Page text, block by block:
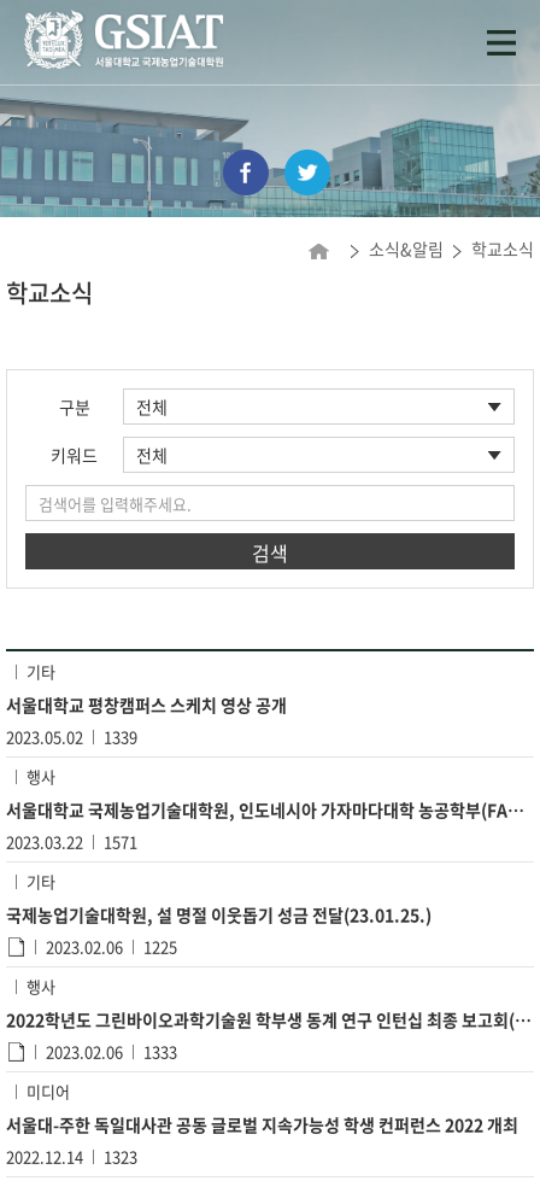
소식&알림 학교소식
학교소식
구분
키워드
검색
기타
서울대학교 평창캠퍼스 스케치 영상 공개
2023.05.02
1339
행사
서울대학교 국제농업기술대학원, 인도네시아 가자마다대학 농공학부(FAT), 보고르대학교(IPB University)와 MOU...
2023.03.22
1571
기타
국제농업기술대학원, 설 명절 이웃돕기 성금 전달(23.01.25.)
2023.02.06
1225
행사
2022학년도 그린바이오과학기술원 학부생 동계 연구 인턴십 최종 보고회(2023.1.31.)
2023.02.06
1333
미디어
서울대-주한 독일대사관 공동 글로벌 지속가능성 학생 컨퍼런스 2022 개최
2022.12.14
1323